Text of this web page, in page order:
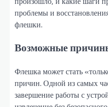
проблемы и
флешки.
Возможные
Флешка может стать
причин. Одной из самых
завершение работы с